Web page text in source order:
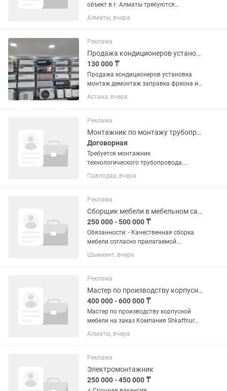
объект в г. Алматы требуются
квалифицированные сантехники для
выполнения внутренних
Алматы, ул. Аль-Фараби, угол ул....
Алматы, вчера
Реклама
Продажа кондиционеров установка монтаж демонтаж заправка фреона
130 000 ₸
Продажа кондиционеров установка
монтаж демонтаж заправка фреона ип
каспи ред рассрочка имеется
документация
Астана, вчера
Реклама
Монтажник по монтажу трубопроводов
Договорная
Требуется монтажник
технологического трубопровода.
Обязанности: Комплекс работ по
подготовке, монтажу, сборке, установке
транспортирующих жидкости;
Проводить гидравлические и...
Павлодар, вчера
Реклама
Сборщик мебели в мебельном салоне
250 000 - 500 000 ₸
Обязанности: - Качественная сборка
мебели согласно прилагаемой
инструкции; - Установка, монтаж,
демонтаж мебели в объекте; - Работа
Требования: - Опыт работы от 3...
Шымкент, вчера
Реклама
Мастер по производству корпусной мебели
400 000 - 600 000 ₸
Мастер по производству корпусной
мебели на заказ Компания Shkaffnur
(20 лет на рынке) приглашает в
команду опытных мастеров по
вы хотите работать в стабильной...
Алматы, вчера
Реклама
Электромонтажник
250 000 - 450 000 ₸